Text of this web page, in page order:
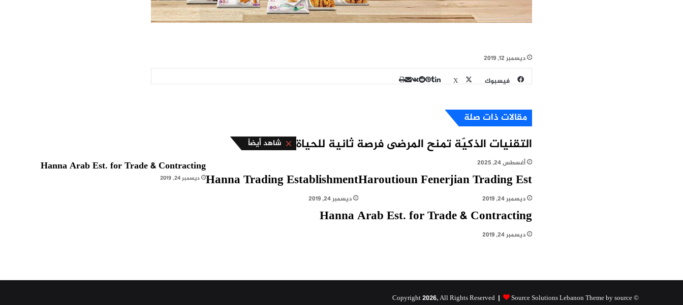
ديسمبر 12, 2019
فيسبوك X لينكدإن
بينتيريست
مشاركة
طباعة
مقالات ذات صلة
التقنيات الذكيّة تمنح المرضى فرصة ثانية للحياة
أغسطس 24, 2025
Haroutioun Fenerjian Trading Est
ديسمبر 24, 2019
Hanna Trading Establishment
ديسمبر 24, 2019
Hanna Arab Est. for Trade & Contracting
ديسمبر 24, 2019
شاهد أيضاً
إغلاق
Hanna Arab Est. for Trade & Contracting
ديسمبر 24, 2019
© Copyright 2026, All Rights Reserved |
Source Solutions Lebanon Theme by source